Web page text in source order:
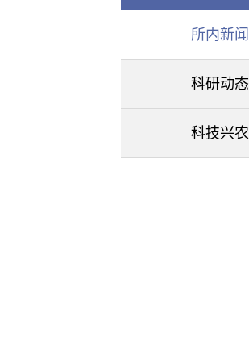
所内新闻
科研动态
科技兴农